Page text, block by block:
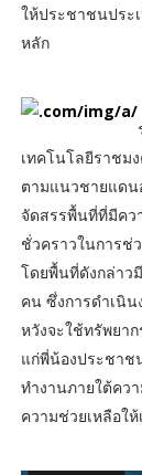
ให้ประชาชนประ
หลัก
เทคโนโลยีราชม
ตามแนวชายแดน
จัดสรรพื้นที่ที่มีคว
ชั่วคราวในการช่
โดยพื้นที่ดังกล่าว
คน ซึ่งการดำเนิน
หวังจะใช้ทรัพยา
แก่พี่น้องประชาช
ทำงานภายใต้คว
ความช่วยเหลือใ